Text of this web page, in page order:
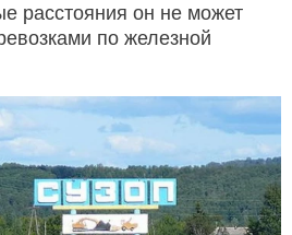
расстояния он не может
по железной